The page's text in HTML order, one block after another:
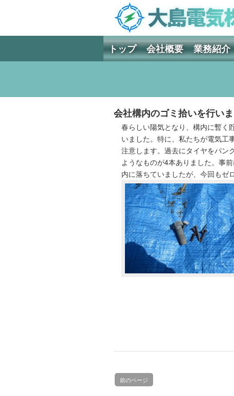
トップ 会社概要 業務紹介
会社構内のゴミ拾いを行い
春らしい陽気となり、構内に暫く
いました。特に、私たちが電気工
注意します。過去にタイヤをパン
ようなものが4本ありました。事
内に落ちていましたが、今回もゼ
前のページ